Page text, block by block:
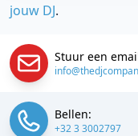
jouw DJ.
Stuur een
Bellen:
+32 3 3002797